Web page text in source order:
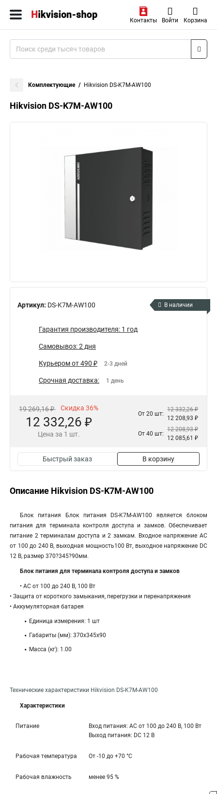
Контакты Войти Корзина
Комплектующие Hikvision DS-K7M-AW100
Hikvision DS-K7M-AW100
Артикул: DS-K7M-AW100 В наличии
Гарантия производителя: 1 год
Самовывоз: 2 дня
Курьером от 490 ₽ 2-3 дней
Срочная доставка: 1 день
19 269,16 ₽ Скидка 36%
12 332,26 ₽
Цена за 1 шт.
От 20 шт:
12 332,26 ₽
12 208,93 ₽
От 40 шт:
12 208,93 ₽
12 085,61 ₽
Быстрый заказ В корзину
Описание Hikvision DS-K7M-AW100
Блок питания Блок питания DS-K7M-AW100 является блоком
питания для терминала контроля доступа и замков. Обеспечивает
питание 2 терминалам доступа и 2 замкам. Входное напряжение AC
от 100 до 240 В, выходная мощность100 Вт, выходное напряжение DС
12 В, размер 370?345?90мм.
Блок питания для терминала контроля доступа и замков
• AC от 100 до 240 В, 100 Вт
• Защита от короткого замыкания, перегрузки и перенапряжения
• Аккумуляторная батарея
Единица измерения: 1 шт
Габариты (мм): 370x345x90
Масса (кг): 1.00
Технические характеристики Hikvision DS-K7M-AW100
Характеристики
Питание
Вход питания: AC от 100 до 240 В, 100 Вт
Выход питания: DС 12 В
Рабочая температура От -10 до +70 °C
Рабочая влажность менее 95 %